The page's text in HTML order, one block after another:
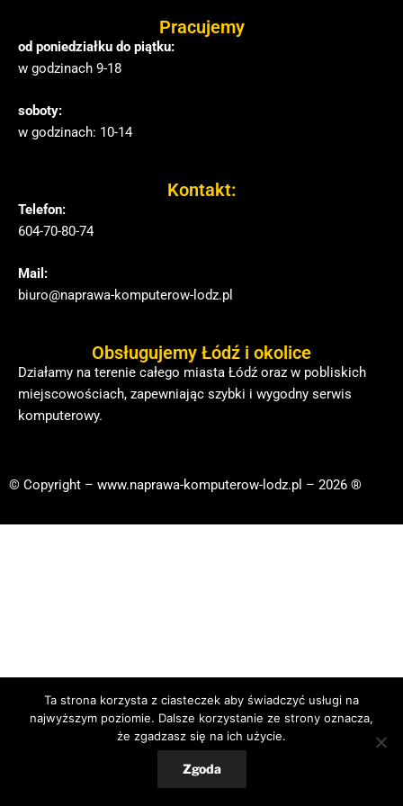
Pracujemy
od poniedziałku do piątku:
w godzinach 9-18
soboty:
w godzinach: 10-14
Kontakt:
Telefon:
604-70-80-74
Mail:
biuro@naprawa-komputerow-lodz.pl
Obsługujemy Łódź i okolice
Działamy na terenie całego miasta Łódź oraz w pobliskich
miejscowościach, zapewniając szybki i wygodny serwis
komputerowy.
© Copyright – www.naprawa-komputerow-lodz.pl – 2026 ®
Ta strona korzysta z ciasteczek aby świadczyć usługi na
najwyższym poziomie. Dalsze korzystanie ze strony oznacza,
że zgadzasz się na ich użycie.
Zgoda